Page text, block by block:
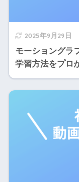
2025年9月29日
モーショングラ
学習方法をプロ